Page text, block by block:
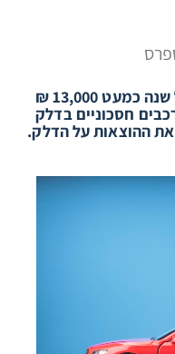
כדאי שתדעו שאתם משלמים בכל שנה כמעט 13,000 ₪
חסכוניים בדלק
ההוצאות על הדלק.